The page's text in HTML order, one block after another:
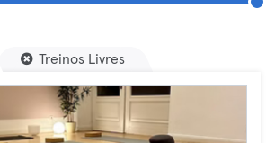
Treinos Livres